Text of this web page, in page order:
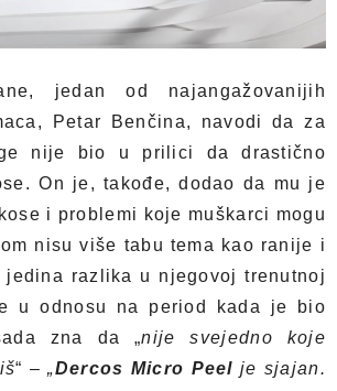
jedan od najangažovanijih
Petar Benčina, navodi da za
nije bio u prilici da drastično
On je, takođe, dodao da mu je
i problemi koje muškarci mogu
nisu više tabu tema kao ranije i
razlika u njegovoj trenutnoj
u odnosu na period kada je bio
zna da „nije svejedno koje
“ –„Dercos Micro Peel je sjajan.